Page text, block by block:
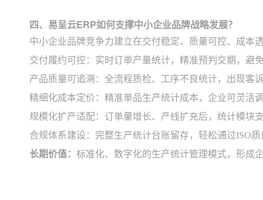
四、易呈云ERP如何支撑中小企业品牌战略发展？
中小企业品牌竞争力建立在交付稳定、质量可控、成本
交付履约可控：实时订单产量统计，精准预判交期，避
产品质量可追溯：全流程质检、工序不良统计，出现客
精细化成本定价：精准单品生产统计成本，企业可灵活
规模化扩产适配：订单量增长、产线扩充后，统计模块
合规体系建设：完整生产统计台账留存，轻松通过ISO
长期价值： 标准化、数字化的生产统计管理模式，形成